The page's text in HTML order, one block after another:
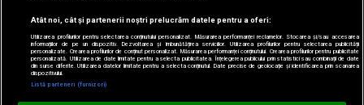
Atât noi, cât și partenerii noștri prelucrăm datele pentru a oferi:
Utilizarea profilurilor pentru selectarea conținutului personalizat. Măsurarea performanței reclamelor. Stocarea și/sau accesarea
informațiilor de pe un dispozitiv. Dezvoltarea și îmbunătățirea serviciilor. Utilizarea profilurilor pentru selectarea publicității
personalizate. Crearea profilurilor de conținut personalizat. Măsurarea performanței conținutului. Crearea profilurilor pentru publicitate
personalizată. Utilizarea de date limitate pentru a selecta publicitatea. Înțelegerea publicului prin statistici sau combinații de date
din surse diferite. Utilizarea datelor limitate pentru a selecta conținutul. Date precise de geolocație și identificarea prin scanarea
dispozitivului.
Listă parteneri (furnizori)